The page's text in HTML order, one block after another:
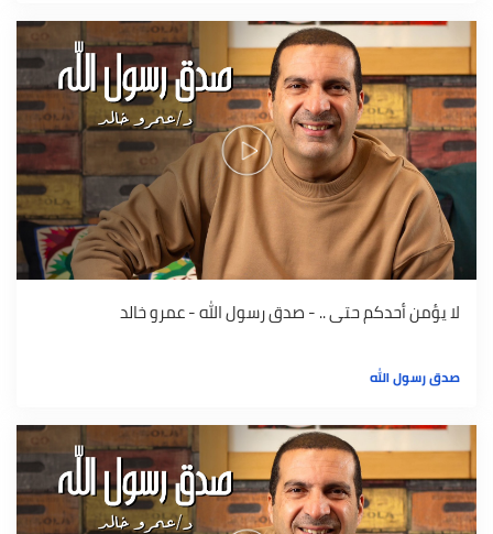
لا يؤمن أحدكم حتى .. - صدق رسول الله - عمرو خالد
صدق رسول الله